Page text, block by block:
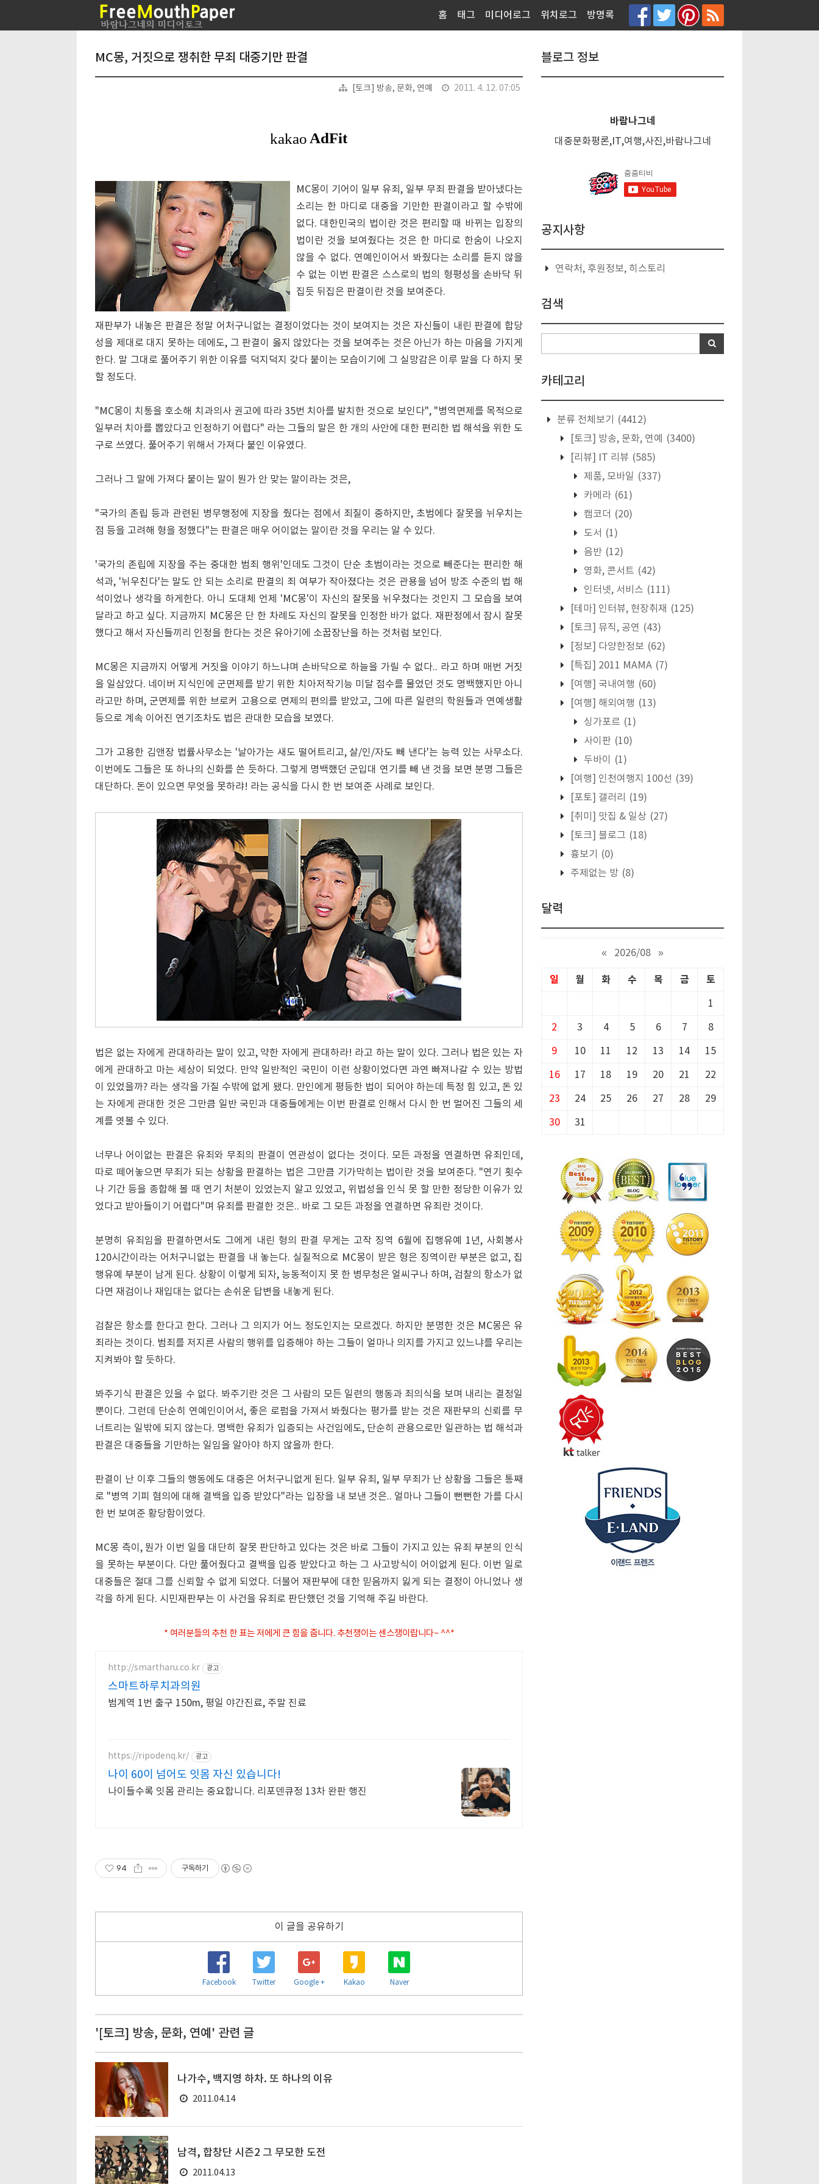
홈 태그 미디어로그 위치로그 방명록
MC몽, 거짓으로 쟁취한 무죄 대중기만 판결
[토크] 방송, 문화, 연예 2011. 4. 12. 07:05
MC몽이 기어이 일부 유죄, 일부 무죄 판결을 받아냈다는
소리는 한 마디로 대중을 기만한 판결이라고 할 수밖에
없다. 대한민국의 법이란 것은 편리할 때 바뀌는 입장의
법이란 것을 보여줬다는 것은 한 마디로 한숨이 나오지
않을 수 없다. 연예인이어서 봐줬다는 소리를 듣지 않을
수 없는 이번 판결은 스스로의 법의 형평성을 손바닥 뒤
집듯 뒤집은 판결이란 것을 보여준다.
재판부가 내놓은 판결은 정말 어처구니없는 결정이었다는 것이 보여지는 것은 자신들이 내린 판결에 합당
성을 제대로 대지 못하는 데에도, 그 판결이 옳지 않았다는 것을 보여주는 것은 아닌가 하는 마음을 가지게
한다. 말 그대로 풀어주기 위한 이유를 덕지덕지 갖다 붙이는 모습이기에 그 실망감은 이루 말을 다 하지 못
할 정도다.
"MC몽이 치통을 호소해 치과의사 권고에 따라 35번 치아를 발치한 것으로 보인다", "병역면제를 목적으로
일부러 치아를 뽑았다고 인정하기 어렵다" 라는 그들의 말은 한 개의 사안에 대한 편리한 법 해석을 위한 도
구로 쓰였다. 풀어주기 위해서 가져다 붙인 이유였다.
그러나 그 말에 가져다 붙이는 말이 뭔가 안 맞는 말이라는 것은,
"국가의 존립 등과 관련된 병무행정에 지장을 줬다는 점에서 죄질이 중하지만, 초범에다 잘못을 뉘우치는
점 등을 고려해 형을 정했다"는 판결은 매우 어이없는 말이란 것을 우리는 알 수 있다.
'국가의 존립에 지장을 주는 중대한 범죄 행위'인데도 그것이 단순 초범이라는 것으로 빼준다는 편리한 해
석과, '뉘우친다'는 말도 안 되는 소리로 판결의 죄 여부가 작아졌다는 것은 관용을 넘어 방조 수준의 법 해
석이었나 생각을 하게한다. 아니 도대체 언제 'MC몽'이 자신의 잘못을 뉘우쳤다는 것인지 그 모습을 보여
달라고 하고 싶다. 지금까지 MC몽은 단 한 차례도 자신의 잘못을 인정한 바가 없다. 재판정에서 잠시 잘못
했다고 해서 자신들끼리 인정을 한다는 것은 유아기에 소꿉장난을 하는 것처럼 보인다.
MC몽은 지금까지 어떻게 거짓을 이야기 하느냐며 손바닥으로 하늘을 가릴 수 없다.. 라고 하며 매번 거짓
을 일삼았다. 네이버 지식인에 군면제를 받기 위한 치아저작기능 미달 점수를 물었던 것도 명백했지만 아니
라고만 하며, 군면제를 위한 브로커 고용으로 면제의 편의를 받았고, 그에 따른 일련의 학원들과 연예생활
등으로 계속 이어진 연기조차도 법은 관대한 모습을 보였다.
그가 고용한 김앤장 법률사무소는 '날아가는 새도 떨어트리고, 살/인/자도 빼 낸다'는 능력 있는 사무소다.
이번에도 그들은 또 하나의 신화를 쓴 듯하다. 그렇게 명백했던 군입대 연기를 빼 낸 것을 보면 분명 그들은
대단하다. 돈이 있으면 무엇을 못하랴! 라는 공식을 다시 한 번 보여준 사례로 보인다.
법은 없는 자에게 관대하라는 말이 있고, 약한 자에게 관대하라! 라고 하는 말이 있다. 그러나 법은 있는 자
에게 관대하고 마는 세상이 되었다. 만약 일반적인 국민이 이런 상황이었다면 과연 빠져나갈 수 있는 방법
이 있었을까? 라는 생각을 가질 수밖에 없게 됐다. 만인에게 평등한 법이 되어야 하는데 특정 힘 있고, 돈 있
는 자에게 관대한 것은 그만큼 일반 국민과 대중들에게는 이번 판결로 인해서 다시 한 번 멀어진 그들의 세
계를 엿볼 수 있다.
너무나 어이없는 판결은 유죄와 무죄의 판결이 연관성이 없다는 것이다. 모든 과정을 연결하면 유죄인데,
따로 떼어놓으면 무죄가 되는 상황을 판결하는 법은 그만큼 기가막히는 법이란 것을 보여준다. "연기 횟수
나 기간 등을 종합해 볼 때 연기 처분이 있었는지 알고 있었고, 위법성을 인식 못 할 만한 정당한 이유가 있
었다고 받아들이기 어렵다"며 유죄를 판결한 것은.. 바로 그 모든 과정을 연결하면 유죄란 것이다.
분명히 유죄임을 판결하면서도 그에게 내린 형의 판결 무게는 고작 징역 6월에 집행유예 1년, 사회봉사
120시간이라는 어처구니없는 판결을 내 놓는다. 실질적으로 MC몽이 받은 형은 징역이란 부분은 없고, 집
행유예 부분이 남게 된다. 상황이 이렇게 되자, 능동적이지 못 한 병무청은 얼씨구나 하며, 검찰의 항소가 없
다면 재검이나 재입대는 없다는 손쉬운 답변을 내놓게 된다.
검찰은 항소를 한다고 한다. 그러나 그 의지가 어느 정도인지는 모르겠다. 하지만 분명한 것은 MC몽은 유
죄라는 것이다. 범죄를 저지른 사람의 행위를 입증해야 하는 그들이 얼마나 의지를 가지고 있느냐를 우리는
지켜봐야 할 듯하다.
봐주기식 판결은 있을 수 없다. 봐주기란 것은 그 사람의 모든 일련의 행동과 죄의식을 보며 내리는 결정일
뿐이다. 그런데 단순히 연예인이어서, 좋은 로펌을 가져서 봐줬다는 평가를 받는 것은 재판부의 신뢰를 무
너트리는 일밖에 되지 않는다. 명백한 유죄가 입증되는 사건임에도, 단순히 관용으로만 일관하는 법 해석과
판결은 대중들을 기만하는 일임을 알아야 하지 않을까 한다.
판결이 난 이후 그들의 행동에도 대중은 어처구니없게 된다. 일부 유죄, 일부 무죄가 난 상황을 그들은 통째
로 "병역 기피 혐의에 대해 결백을 입증 받았다"라는 입장을 내 보낸 것은.. 얼마나 그들이 뻔뻔한 가를 다시
한 번 보여준 황당함이었다.
MC몽 측이, 뭔가 이번 일을 대단히 잘못 판단하고 있다는 것은 바로 그들이 가지고 있는 유죄 부분의 인식
을 못하는 부분이다. 다만 풀어줬다고 결백을 입증 받았다고 하는 그 사고방식이 어이없게 된다. 이번 일로
대중들은 절대 그를 신뢰할 수 없게 되었다. 더불어 재판부에 대한 믿음까지 잃게 되는 결정이 아니었나 생
각을 하게 된다. 시민재판부는 이 사건을 유죄로 판단했던 것을 기억해 주길 바란다.
* 여러분들의 추천 한 표는 저에게 큰 힘을 줍니다. 추천쟁이는 센스쟁이랍니다~ ^^*
http://smartharu.co.kr 광고
스마트하루치과의원
범계역 1번 출구 150m, 평일 야간진료, 주말 진료
https://ripodenq.kr/ 광고
나이 60이 넘어도 잇몸 자신 있습니다!
나이들수록 잇몸 관리는 중요합니다. 리포덴큐정 13차 완판 행진
94 구독하기
이 글을 공유하기
Facebook Twitter Google + Kakao Naver
'[토크] 방송, 문화, 연예' 관련 글
나가수, 백지영 하차. 또 하나의 이유
2011.04.14
남격, 합창단 시즌2 그 무모한 도전
2011.04.13
블로그 정보
바람나그네
대중문화평론,IT,여행,사진,바람나그네
공지사항
연락처, 후원정보, 히스토리
검색
카테고리
분류 전체보기
(4412)
[토크] 방송, 문화, 연예
(3400)
[리뷰] IT 리뷰 (585)
제품, 모바일 (337)
카메라 (61)
캠코더 (20)
도서 (1)
음반 (12)
영화, 콘서트 (42)
인터넷, 서비스 (111)
[테마] 인터뷰, 현장취재 (125)
[토크] 뮤직, 공연 (43)
[정보] 다양한정보 (62)
[특집] 2011 MAMA (7)
[여행] 국내여행 (60)
[여행] 해외여행 (13)
싱가포르 (1)
사이판 (10)
두바이
(1)
[여행] 인천여행지 100선 (39)
[포토] 갤러리
(19)
[취미] 맛집 & 일상 (27)
[토크] 블로그 (18)
흉보기
(0)
주제없는 방 (8)
달력
« 2026/08 »
일 월 화 수 목 금 토
1
2 3 4 5 6 7 8
9 10 11 12 13 14 15
16 17 18 19 20 21 22
23 24 25 26 27 28 29
30 31